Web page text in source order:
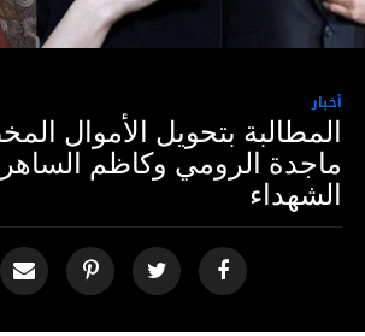
أخبار
المطالبة بتحويل الأموال
ماجدة الرومي وكاظم
الشهداء